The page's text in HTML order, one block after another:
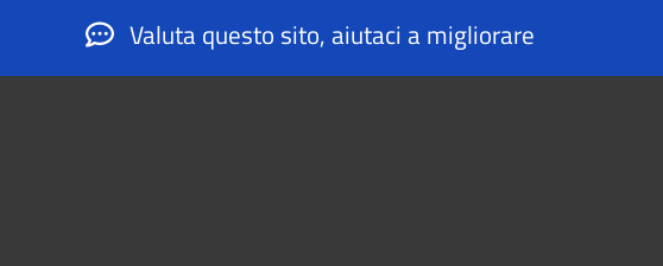
Valuta questo sito, aiutaci a migliorare